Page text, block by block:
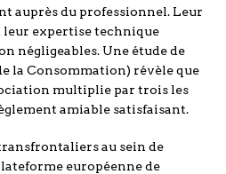
auprès du professionnel. Leur
leur expertise technique
négligeables. Une étude de
la Consommation) révèle que
multiplie par trois les
amiable satisfaisant.
au sein de
européenne de